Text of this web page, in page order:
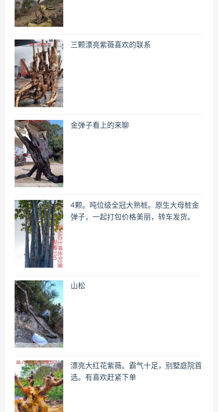
三颗漂亮紫薇喜欢的联系
金弹子看上的来聊
4颗。吨位级全冠大熟桩。原生大母桩金
弹子，一起打包价格美丽，转车发货。
山松
漂亮大红花紫薇。霸气十足，别墅庭院首
选。有喜欢赶紧下单